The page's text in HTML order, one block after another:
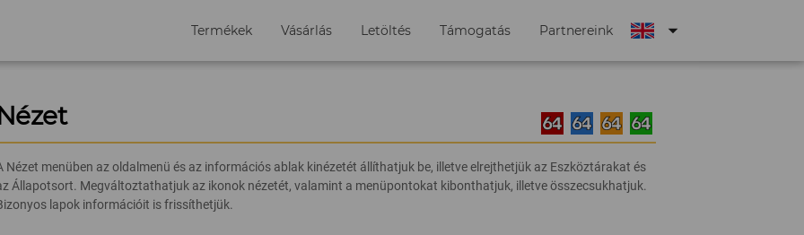
Termékek Vásárlás Letöltés Támogatás Partnereink arrow_drop_down
Nézet menüben az oldalmenü és az információs ablak kinézetét állíthatjuk be, illetve elrejthetjük az Eszköztárakat és
Állapotsort. Megváltoztathatjuk az ikonok nézetét, valamint a menüpontokat kibonthatjuk, illetve összecsukhatjuk.
lapok információit is frissíthetjük.